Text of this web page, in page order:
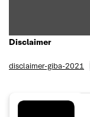
Disclaimer
disclaimer-giba-2021